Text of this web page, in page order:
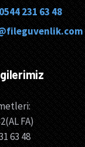
0544 231 63 48
FA)
63 48